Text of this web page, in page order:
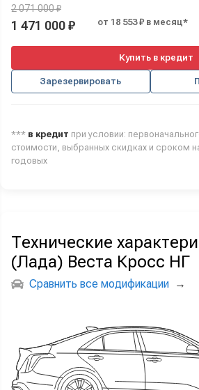
2 071 000 ₽
1 471 000 ₽ от 18 553 ₽ в месяц*
Купить в кредит
Зарезервировать
*** в кредит при условии:
стоимости, выбранных скидках и сроком
годовых
Технические
(Лада) Веста Кросс НГ
Сравнить все модификации →